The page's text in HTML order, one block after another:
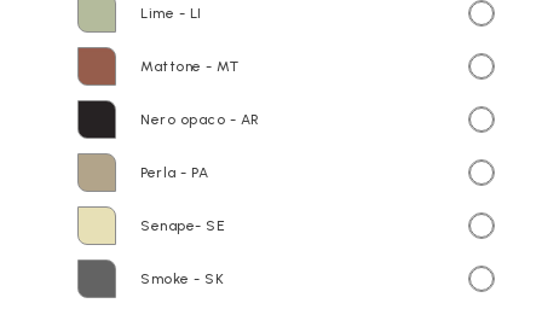
Lime - LI
Mattone - MT
Nero opaco - AR
Perla - PA
Senape- SE
Smoke - SK